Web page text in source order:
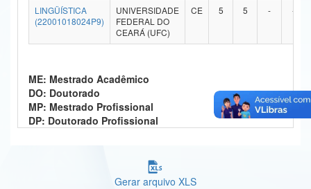
Ministério da Ciência, Tecnologia, Inovações e Comunicações
Ministério do Meio Ambiente
Ministério do Desenvolvimento Regional
Controladoria-Geral da União
LINGÜÍSTICA
(22001018024P9)
UNIVERSIDADE
FEDERAL DO
CEARÁ (UFC)
CE 5 5 - -
ME: Mestrado Acadêmico
DO: Doutorado
MP: Mestrado Profissional
DP: Doutorado Profissional
Gerar arquivo XLS